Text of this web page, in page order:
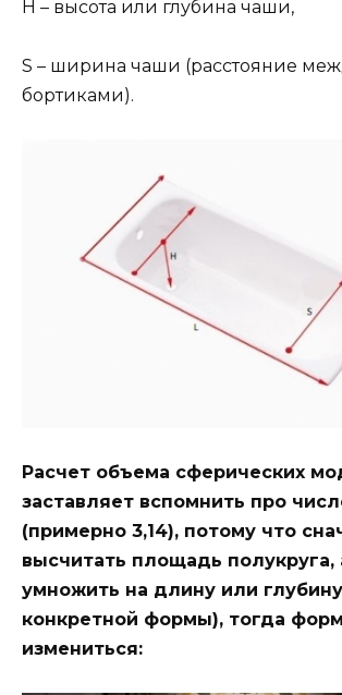
H – высота или глубина чаши,
S – ширина чаши (расстояние
бортиками).
Расчет объема сферических
заставляет вспомнить про
(примерно 3,14), потому что
высчитать площадь полукруга,
умножить на длину или
конкретной формы), тогда
измениться: